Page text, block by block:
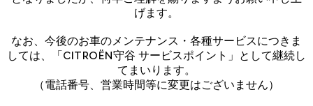
げます。
なお、今後のお車のメンテナンス・各種サービスにつきま
しては、「CITROËN守谷 サービスポイント」として継続し
てまいります。
（電話番号、営業時間等に変更はございません）